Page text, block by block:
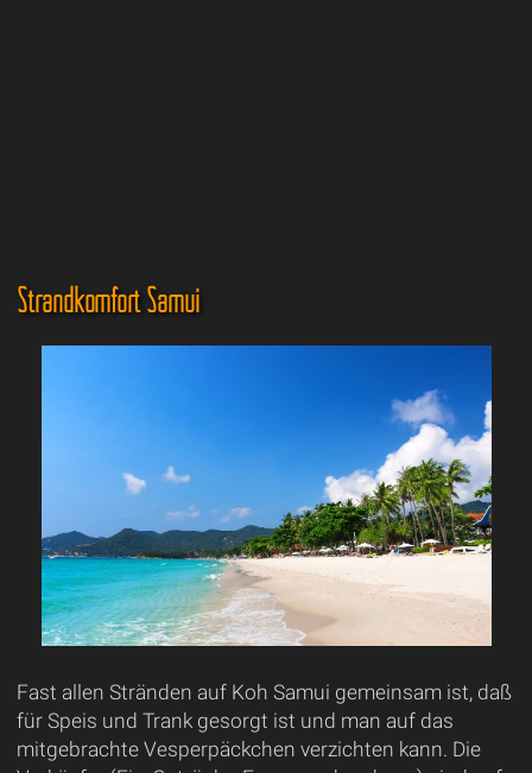
Strandkomfort Samui
Fast allen Stränden auf Koh Samui gemeinsam ist, daß
für Speis und Trank gesorgt ist und man auf das
mitgebrachte Vesperpäckchen verzichten kann. Die